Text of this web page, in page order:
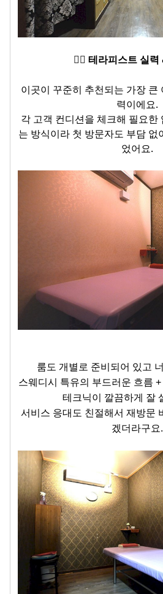
🙆‍♀️ 테라피스트 실
이곳이 꾸준히 추천되는 가장 큰
력이에요.
각 고객 컨디션을 체크해 필요한
는 방식이라 첫 방문자도 부담 없
었어요.
룸도 개별로 준비되어 있고
스웨디시 특유의 부드러운 흐름
테크닉이 깔끔하게 잘
서비스 응대도 친절해서 재방문
겠더라구요.